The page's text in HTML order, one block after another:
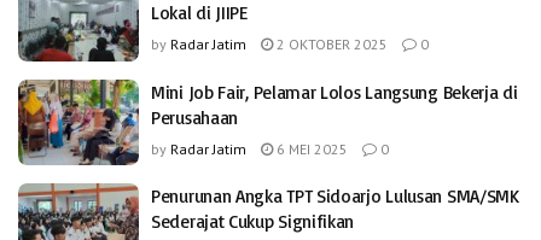
Lokal di JIIPE
by Radar Jatim 2 OKTOBER 2025 0
Mini Job Fair, Pelamar Lolos Langsung Bekerja di
Perusahaan
by Radar Jatim 6 MEI 2025 0
Penurunan Angka TPT Sidoarjo Lulusan SMA/SMK
Sederajat Cukup Signifikan